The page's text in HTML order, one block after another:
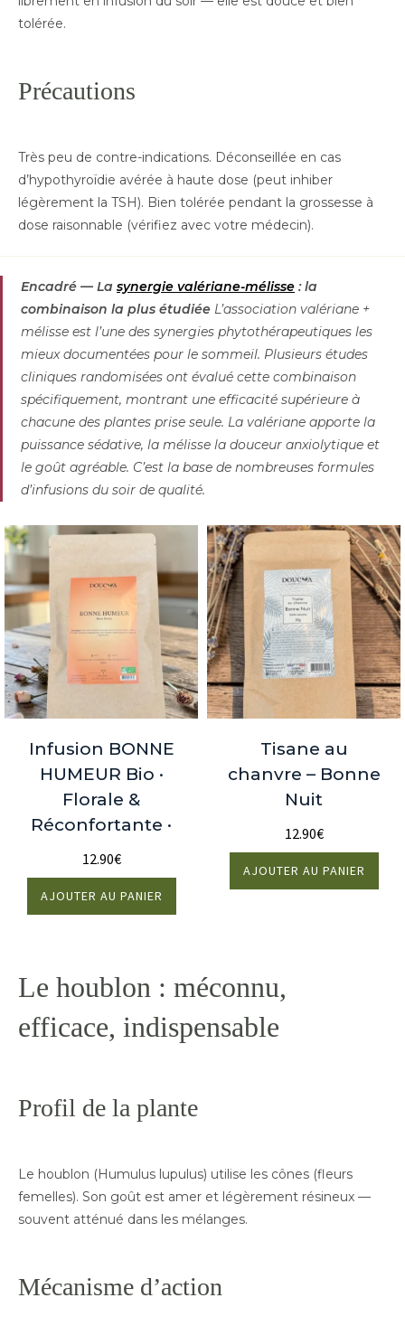
tolérée.
Précautions
Très peu de contre-indications. Déconseillée en cas
d’hypothyroïdie avérée à haute dose (peut inhiber
légèrement la TSH). Bien tolérée pendant la grossesse à
dose raisonnable (vérifiez avec votre médecin).
Encadré — La synergie valériane-mélisse : la
combinaison la plus étudiée L’association valériane +
mélisse est l’une des synergies phytothérapeutiques les
mieux documentées pour le sommeil. Plusieurs études
cliniques randomisées ont évalué cette combinaison
spécifiquement, montrant une efficacité supérieure à
chacune des plantes prise seule. La valériane apporte la
puissance sédative, la mélisse la douceur anxiolytique et
le goût agréable. C’est la base de nombreuses formules
d’infusions du soir de qualité.
Infusion BONNE
HUMEUR Bio ·
Florale &
Réconfortante ·
12.90€
AJOUTER AU PANIER
Tisane au
chanvre – Bonne
Nuit
12.90€
AJOUTER AU PANIER
Le houblon : méconnu,
efficace, indispensable
Profil de la plante
Le houblon (Humulus lupulus) utilise les cônes (fleurs
femelles). Son goût est amer et légèrement résineux —
souvent atténué dans les mélanges.
Mécanisme d’action